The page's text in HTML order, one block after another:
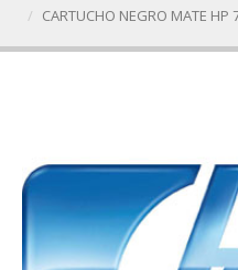
CARTUCHO NEGRO MATE HP